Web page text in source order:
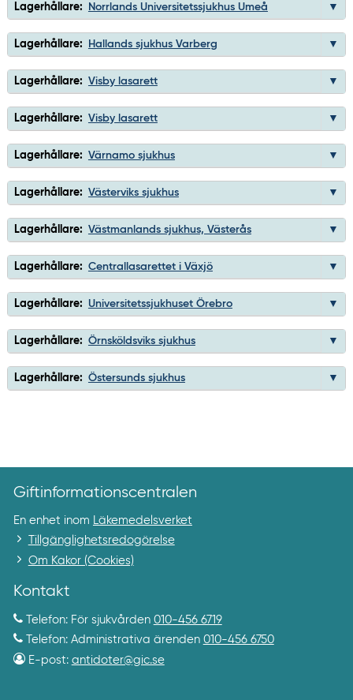
Lagerhållare: Norrlands Universitetssjukhus Umeå
Lagerhållare: Hallands sjukhus Varberg
Lagerhållare: Visby lasarett
Lagerhållare: Visby lasarett
Lagerhållare: Värnamo sjukhus
Lagerhållare: Västerviks sjukhus
Lagerhållare: Västmanlands sjukhus, Västerås
Lagerhållare: Centrallasarettet i Växjö
Lagerhållare: Universitetssjukhuset Örebro
Lagerhållare: Örnsköldsviks sjukhus
Lagerhållare: Östersunds sjukhus
Giftinformationscentralen
En enhet inom
Läkemedelsverket
Tillgänglighetsredogörelse
Om Kakor (Cookies)
Kontakt
Telefon: För sjukvården 010-456 6719
Telefon: Administrativa ärenden 010-456 6750
E-post: antidoter@gic.se